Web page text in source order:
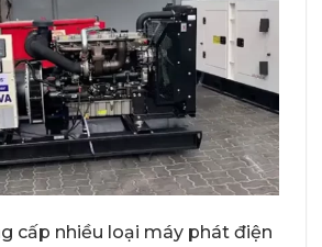
cấp nhiều loại máy phát điện